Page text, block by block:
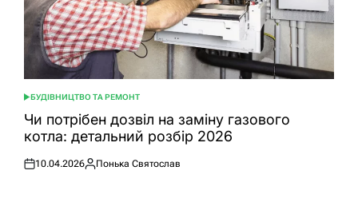
ОПУБЛІКУВАТИ
У
БУДІВНИЦТВО ТА РЕМОНТ
Чи потрібен дозвіл на заміну газового
котла: детальний розбір 2026
Оприлюднено
10.04.2026
Опубліковано
Понька Святослав